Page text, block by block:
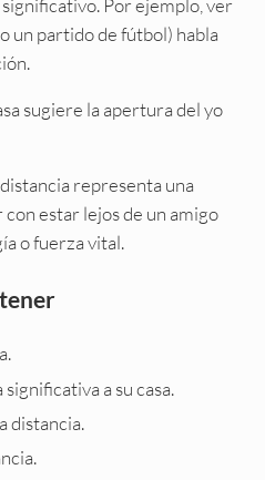
Por ejemplo, ver
un partido de fútbol) habla
sugiere la apertura del yo
representa una
estar lejos de un amigo
o fuerza vital.
a su casa.
distancia.